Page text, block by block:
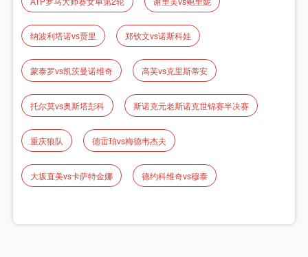
纳波利塔诺vs贾里 郑钦文vs诺斯科娃
蒙泰罗vs凯茨曼诺维奇 高芙vs克里斯蒂安
托尔莫vs奥斯塔彭科 斯诺克元老斯诺克世锦赛半决赛
重庆狼队 德雷珀vs梅德韦杰夫
大坂直美vs卡萨特金娜 德约科维奇vs穆泰